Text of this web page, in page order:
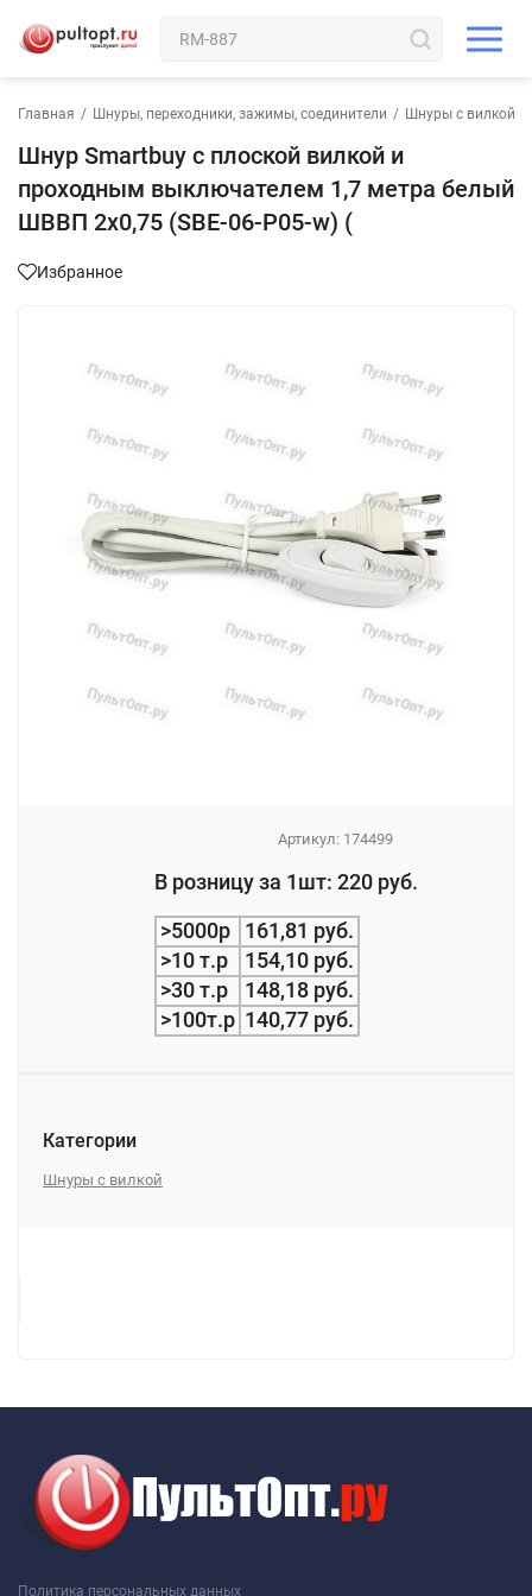
Главная / Шнуры, переходники, зажимы, соединители / Шнуры с вилкой
Шнур Smartbuy с плоской вилкой и
проходным выключателем 1,7 метра белый
ШВВП 2х0,75 (SBE-06-P05-w) (
Избранное
Артикул: 174499
В розницу за 1шт: 220 руб.
>5000р
161,81 руб.
>10 т.р
154,10 руб.
>30 т.р
148,18 руб.
>100т.р 140,77 руб.
Категории
Шнуры с вилкой
Политика персональных данных